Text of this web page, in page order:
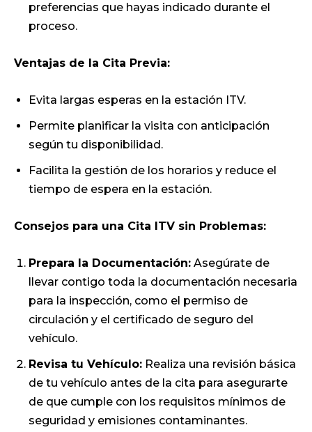
preferencias que hayas indicado durante el
proceso.
Ventajas de la Cita Previa:
Evita largas esperas en la estación ITV.
Permite planificar la visita con anticipación
según tu disponibilidad.
Facilita la gestión de los horarios y reduce el
tiempo de espera en la estación.
Consejos para una Cita ITV sin Problemas:
Prepara la Documentación: Asegúrate de
llevar contigo toda la documentación necesaria
para la inspección, como el permiso de
circulación y el certificado de seguro del
vehículo.
Revisa tu Vehículo: Realiza una revisión básica
de tu vehículo antes de la cita para asegurarte
de que cumple con los requisitos mínimos de
seguridad y emisiones contaminantes.